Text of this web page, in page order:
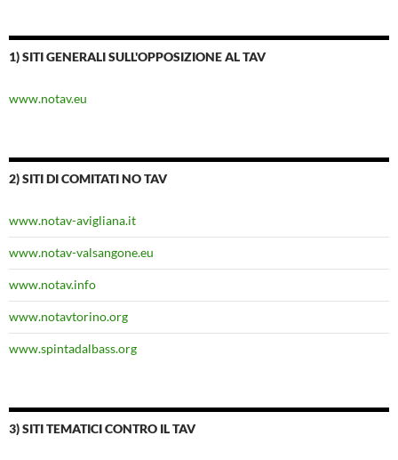
1) SITI GENERALI SULL'OPPOSIZIONE AL TAV
www.notav.eu
2) SITI DI COMITATI NO TAV
www.notav-avigliana.it
www.notav-valsangone.eu
www.notav.info
www.notavtorino.org
www.spintadalbass.org
3) SITI TEMATICI CONTRO IL TAV